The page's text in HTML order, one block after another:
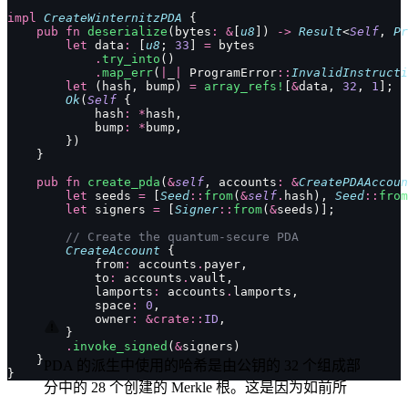
impl
CreateWinternitzPDA {
    pub
fn deserialize (bytes : & [u8 ]) -> Result<Self ,
        let
data : [u8 ; 33 ] = bytes
            .
try_into ()
            .
map_err( ProgramError ::
        let
(hash, bump) = array_refs! [&data, 32 , 1 ];
        Ok
(Self {
            hash
: * hash,
            bump
: * bump,
        })
    }
    pub
fn create_pda (&self , accounts : &
        let
seeds = [Seed :: from(&self . hash), Seed :: from
        let
signers = [Signer :: from(&seeds)];
        // Create the quantum-secure PDA
        CreateAccount
{
            from
: accounts . payer,
            to
: accounts . vault,
            lamports
: accounts . lamports,
            space
: 0 ,
            owner
: &crate:: ID ,
        }
        .
invoke_signed (&signers)
    }
}
PDA 的派生中使用的哈希是由公钥的 32 个组成部
分中的 28 个创建的 Merkle 根。这是因为如前所